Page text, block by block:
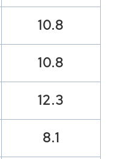
10.8
10.8
12.3
8.1